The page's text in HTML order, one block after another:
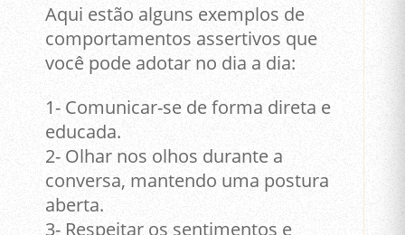
Aqui estão alguns exemplos de
comportamentos assertivos que
você pode adotar no dia a dia:
1- Comunicar-se de forma direta e
educada.
2- Olhar nos olhos durante a
conversa, mantendo uma postura
aberta.
3- Respeitar os sentimentos e